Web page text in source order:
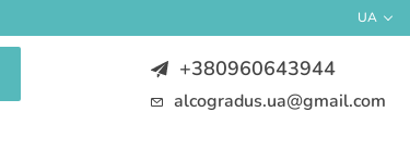
UA
+380960643944
alcogradus.ua@gmail.com